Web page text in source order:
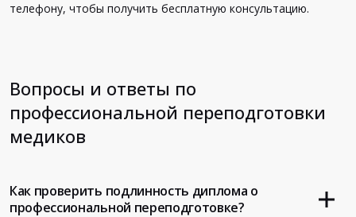
телефону, чтобы получить бесплатную консультацию.
Вопросы и ответы по
профессиональной переподготовки
медиков
Как проверить подлинность диплома о
профессиональной переподготовке?